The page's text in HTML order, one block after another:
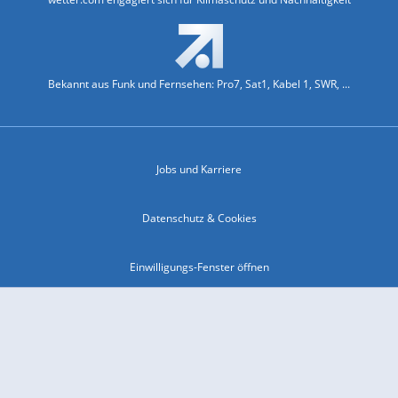
Bekannt aus Funk und Fernsehen: Pro7, Sat1, Kabel 1, SWR, ...
Jobs und Karriere
Datenschutz & Cookies
Einwilligungs-Fenster öffnen